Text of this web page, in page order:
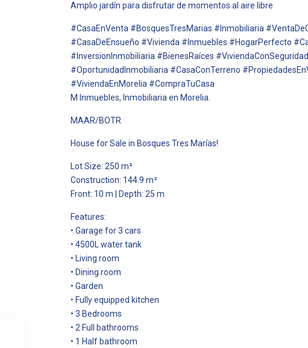
Amplio jardín para disfrutar de momentos al aire libre
#CasaEnVenta #BosquesTresMarias #Inmobiliaria
#CasaDeEnsueño #Vivienda #Inmuebles #HogarPerfecto
#InversionInmobiliaria #BienesRaíces
#OportunidadInmobiliaria #CasaConTerreno
#ViviendaEnMorelia #CompraTuCasa
M Inmuebles, Inmobiliaria en Morelia.
MAAR/BOTR
House for Sale in Bosques Tres Marías!
Lot Size: 250 m²
Construction: 144.9 m²
Front: 10 m | Depth: 25 m
Features:
• Garage for 3 cars
• 4500L water tank
• Living room
• Dining room
• Garden
• Fully equipped kitchen
• 3 Bedrooms
• 2 Full bathrooms
• 1 Half bathroom